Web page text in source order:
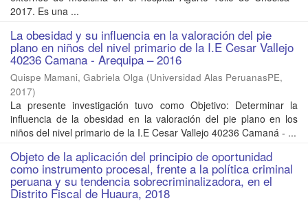
2017. Es una ...
La obesidad y su influencia en la valoración del pie
plano en niños del nivel primario de la I.E Cesar Vallejo
40236 Camana - Arequipa – 2016
Quispe Mamani, Gabriela Olga (Universidad Alas PeruanasPE,
2017)
La presente investigación tuvo como Objetivo: Determinar la
influencia de la obesidad en la valoración del pie plano en los
niños del nivel primario de la I.E Cesar Vallejo 40236 Camaná - ...
Objeto de la aplicación del principio de oportunidad
como instrumento procesal, frente a la política criminal
peruana y su tendencia sobrecriminalizadora, en el
Distrito Fiscal de Huaura, 2018